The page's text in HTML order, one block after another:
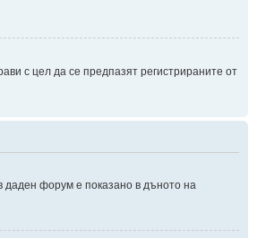
с цел да се предпазят регистрираните от
даден форум е показано в дъното на